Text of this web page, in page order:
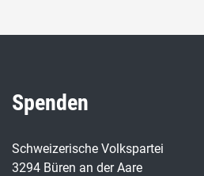
Spenden
Schweizerische Volkspartei
3294 Büren an der Aare